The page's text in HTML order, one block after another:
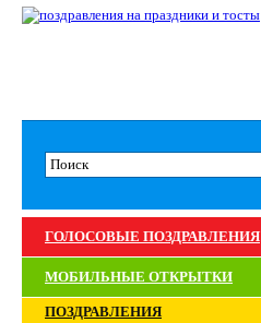
ГОЛОСОВЫЕ ПОЗДРАВЛЕНИЯ
МОБИЛЬНЫЕ ОТКРЫТКИ
ПОЗДРАВЛЕНИЯ